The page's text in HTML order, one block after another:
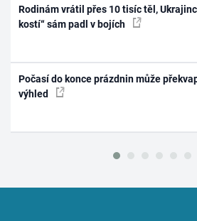
Rodinám vrátil přes 10 tisíc těl,
kostí“ sám padl v bojích
Počasí do konce prázdnin může
výhled